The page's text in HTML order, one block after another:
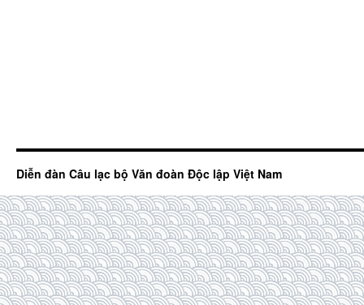
Diễn đàn Câu lạc bộ Văn đoàn Độc lập Việt Nam